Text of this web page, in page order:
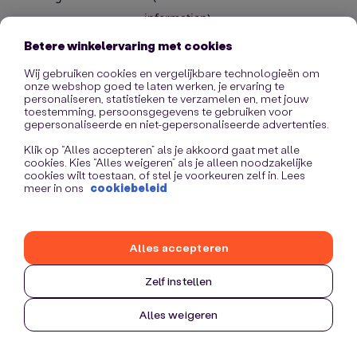
information).
Betere winkelervaring met cookies
Wij gebruiken cookies en vergelijkbare technologieën om
onze webshop goed te laten werken, je ervaring te
personaliseren, statistieken te verzamelen en, met jouw
toestemming, persoonsgegevens te gebruiken voor
gepersonaliseerde en niet-gepersonaliseerde advertenties.
Klik op “Alles accepteren” als je akkoord gaat met alle
cookies. Kies “Alles weigeren” als je alleen noodzakelijke
cookies wilt toestaan, of stel je voorkeuren zelf in. Lees
meer in ons cookiebeleid
Zelf instellen
Alles weigeren
Alles accepteren